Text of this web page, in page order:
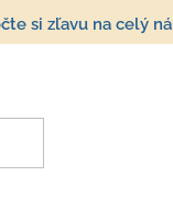
si zľavu na celý